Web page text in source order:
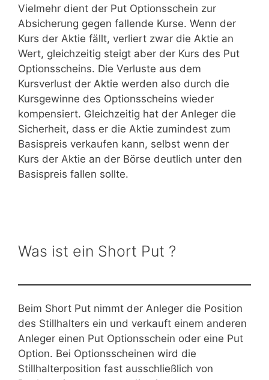
Vielmehr dient der Put Optionsschein zur
Absicherung gegen fallende Kurse. Wenn der
Kurs der Aktie fällt, verliert zwar die Aktie an
Wert, gleichzeitig steigt aber der Kurs des Put
Optionsscheins. Die Verluste aus dem
Kursverlust der Aktie werden also durch die
Kursgewinne des Optionsscheins wieder
kompensiert. Gleichzeitig hat der Anleger die
Sicherheit, dass er die Aktie zumindest zum
Basispreis verkaufen kann, selbst wenn der
Kurs der Aktie an der Börse deutlich unter den
Basispreis fallen sollte.
Was ist ein Short Put ?
Beim Short Put nimmt der Anleger die Position
des Stillhalters ein und verkauft einem anderen
Anleger einen Put Optionsschein oder eine Put
Option. Bei Optionsscheinen wird die
Stillhalterposition fast ausschließlich von